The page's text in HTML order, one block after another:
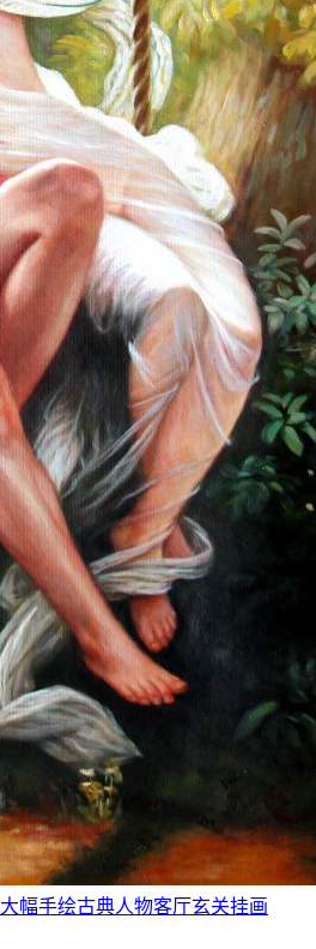
幅手绘古典人物客厅玄关挂画